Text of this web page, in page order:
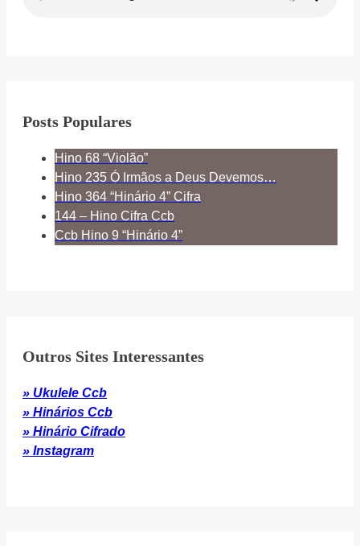
Posts Populares
Hino 68 “Violão”
Hino 235 Ó Irmãos a Deus Devemos…
Hino 364 “Hinário 4” Cifra
144 – Hino Cifra Ccb
Ccb Hino 9 “Hinário 4”
Outros Sites Interessantes
» Ukulele Ccb
» Hinários Ccb
» Hinário Cifrado
» Instagram